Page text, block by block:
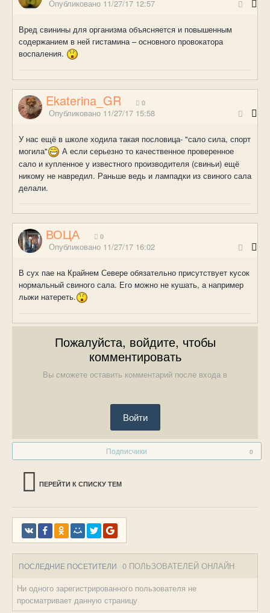
Опубликовано 11/27/17 12:57
Вред свинины для организма объясняется и повышенным
содержанием в ней гистамина – основного провокатора
воспаления.
Ekaterina_GR 0
Опубликовано 11/27/17 15:58
У нас ещё в школе ходила такая пословица- "сало сила, спорт
могила"
А если серьезно то качественное проверенное
сало и купленное у известного производителя (свиньи) ещё
никому не навредил. Раньше ведь и лампадки из свиного сала
делали.
ВОЦА 0
Опубликовано 11/27/17 16:02
В сух пае на Крайнем Севере обязательно присутствует кусок
нормальный свиного сала. Его можно не кушать, а например
лыжи натереть.
Пожалуйста, войдите, чтобы
комментировать
Вы сможете оставить комментарий после входа в
Войти
Подписчики 0
ПЕРЕЙТИ К СПИСКУ ТЕМ
ПОСЛЕДНИЕ ПОСЕТИТЕЛИ 0 ПОЛЬЗОВАТЕЛЕЙ ОНЛАЙН
Ни одного зарегистрированного пользователя не
просматривает данную страницу